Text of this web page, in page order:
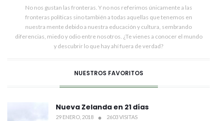
No nos gustan las fronteras. Y no nos referimos únicamente a las
fronteras políticas sino también a todas aquellas que tenemos en
nuestra mente debido a nuestra educación y cultura, sembrando
diferencias, miedo y odio entre nosotros. ¿Te vienes a conocer el mundo
y descubrir lo que hay ahí fuera de verdad?
NUESTROS FAVORITOS
Nueva Zelanda en 21 días
29 ENERO, 2018 2603 VISITAS